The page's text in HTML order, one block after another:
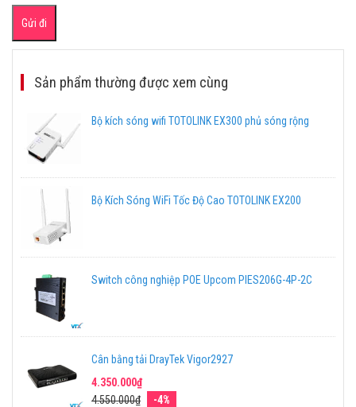
Sản phẩm thường được xem cùng
Bộ kích sóng wifi TOTOLINK EX300 phủ sóng rộng
Bộ Kích Sóng WiFi Tốc Độ Cao TOTOLINK EX200
Switch công nghiệp POE Upcom PIES206G-4P-2C
Cân bằng tải DrayTek Vigor2927
4.350.000₫
4.550.000₫
-4%